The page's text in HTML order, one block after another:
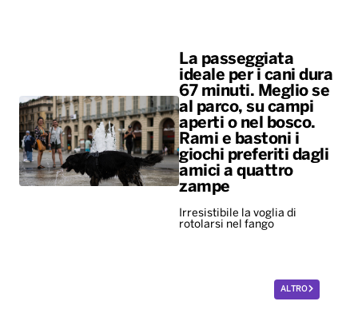
La passeggiata
ideale per i cani dura
67 minuti. Meglio se
al parco, su campi
aperti o nel bosco.
Rami e bastoni i
giochi preferiti dagli
amici a quattro
zampe
Irresistibile la voglia di
rotolarsi nel fango
ALTRO